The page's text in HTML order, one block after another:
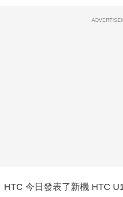
HTC 今日發表了新機 HTC